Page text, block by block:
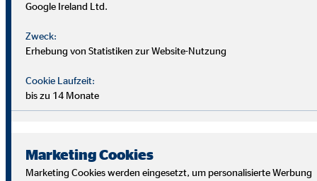
Google Ireland Ltd.
Zweck:
Erhebung von Statistiken zur Website-Nutzung
Cookie Laufzeit:
bis zu 14 Monate
Marketing Cookies
Marketing Cookies werden eingesetzt, um personalisierte Werbung